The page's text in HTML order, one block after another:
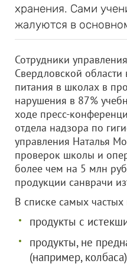
хранения. Сами
жалуются в
Сотрудники
Свердловской области
питания в школах в
нарушения в 87%
ходе пресс-
отдела надзора по
управления Наталья
проверок школы и
более чем на 5 млн
продукции санврачи
В списке самых
продукты с
продукты, не
(например,